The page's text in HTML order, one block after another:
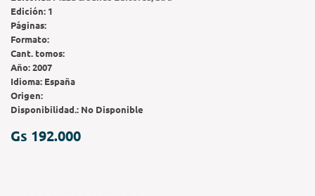
Edición: 1
Páginas:
Formato:
Cant. tomos:
Año:2007
Idioma: España
Origen:
Disponibilidad.: No Disponible
Gs 192.000